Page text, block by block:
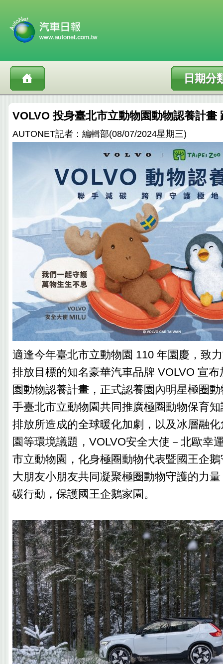
日期分
VOLVO 投身臺北市立動物園動物認養計畫
AUTONET記者：編輯部(08/07/2024星期三)
適逢今年臺北市立動物園 110 年園慶，致
排放目標的知名豪華汽車品牌 VOLVO 宣
園動物認養計畫，正式認養園內明星極圈
手臺北市立動物園共同推廣極圈動物保育
排放所造成的全球暖化加劇，以及冰層融
園等環境議題，VOLVO安全大使－北歐幸
市立動物園，化身極圈動物代表暨國王企
大朋友小朋友共同凝聚極圈動物守護的力
碳行動，保護國王企鵝家園。